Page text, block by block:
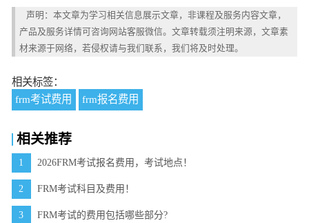
声明：本文章为学习相关信息展示文章，非课程及服务内容文章，
产品及服务详情可咨询网站客服微信。文章转载须注明来源，文章素
材来源于网络，若侵权请与我们联系，我们将及时处理。
相关标签：
frm考试费用
frm报名费用
相关推荐
1 2026FRM考试报名费用，考试地点！
2 FRM考试科目及费用！
3 FRM考试的费用包括哪些部分?